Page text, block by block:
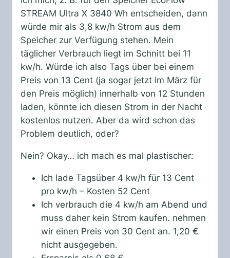
STREAM Ultra X 3840 Wh entscheiden, dann
würde mir als 3,8 kw/h Strom aus dem
Speicher zur Verfügung stehen. Mein
täglicher Verbrauch liegt im Schnitt bei 11
kw/h. Würde ich also Tags über bei einem
Preis von 13 Cent (ja sogar jetzt im März für
den Preis möglich) innerhalb von 12 Stunden
laden, könnte ich diesen Strom in der Nacht
kostenlos nutzen. Aber da wird schon das
Problem deutlich, oder?
Nein? Okay… ich mach es mal plastischer:
Ich lade Tagsüber 4 kw/h für 13 Cent
pro kw/h – Kosten 52 Cent
Ich verbrauch die 4 kw/h am Abend und
muss daher kein Strom kaufen. nehmen
wir einen Preis von 30 Cent an. 1,20 €
nicht ausgegeben.